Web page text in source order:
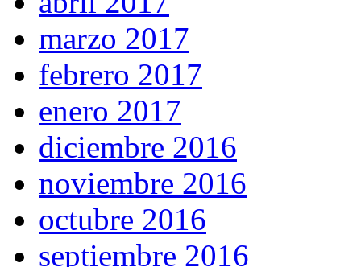
marzo 2017
febrero 2017
enero 2017
diciembre 2016
noviembre 2016
octubre 2016
septiembre 2016